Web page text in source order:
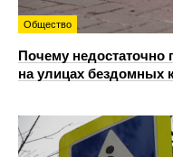
Общество
Почему недостаточно
на улицах бездомных